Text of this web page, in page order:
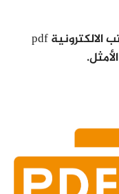
وإذا كنت تريد تحميل برنامج قارئ الكتب الالكترونية pdf